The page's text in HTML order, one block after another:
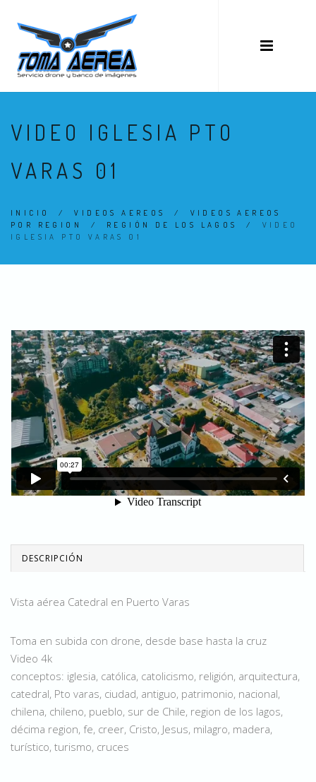
VIDEO IGLESIA PTO
VARAS 01
INICIO /VIDEOS AEREOS / VIDEOS AEREOS
POR REGION
/ REGIÓN DE LOS LAGOS / VIDEO
IGLESIA PTO VARAS 01
DESCRIPCIÓN
Vista aérea Catedral en Puerto Varas
Toma en subida con drone, desde base hasta la cruz
Video 4k
conceptos: iglesia, católica, catolicismo, religión, arquitectura,
catedral, Pto varas, ciudad, antiguo, patrimonio, nacional,
chilena, chileno, pueblo, sur de Chile, region de los lagos,
décima region, fe, creer, Cristo, Jesus, milagro, madera,
turístico, turismo, cruces